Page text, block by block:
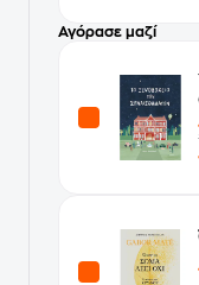
Αγόρασε μαζί